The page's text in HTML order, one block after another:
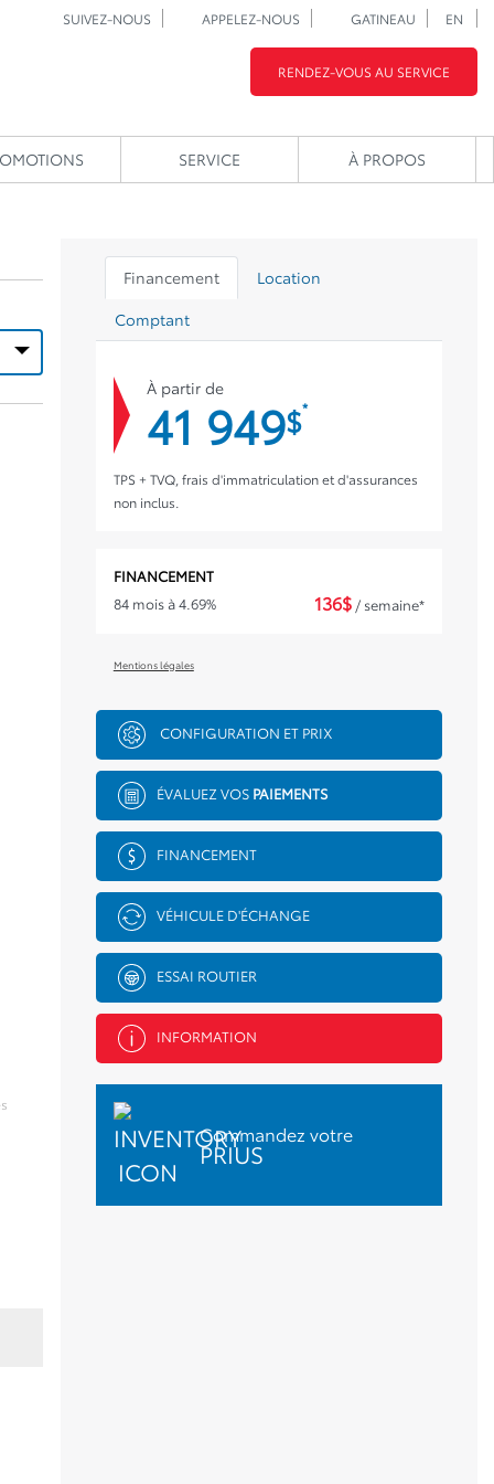
SUIVEZ-NOUS APPELEZ-NOUS GATINEAU EN
RENDEZ-VOUS AU SERVICE
SERVICE À PROPOS
Financement
Location
Comptant
À partir de
41 949$*
TPS + TVQ, frais d'immatriculation et d'assurances
non inclus.
FINANCEMENT
84 mois à 4.69%
136$ / semaine*
Mentions légales
CONFIGURATION ET PRIX
ÉVALUEZ VOS PAIEMENTS
FINANCEMENT
VÉHICULE D'ÉCHANGE
ESSAI ROUTIER
INFORMATION
Commandez votre
PRIUS